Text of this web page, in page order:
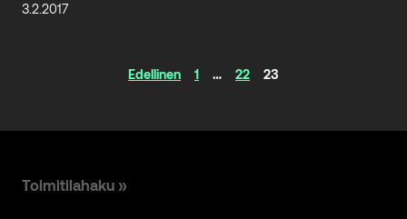
3.2.2017
Artikkelinavigaatio
Edellinen 1 … 22 23
Toimitilahaku »